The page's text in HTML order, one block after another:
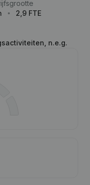
2,9 FTE
n.e.g.